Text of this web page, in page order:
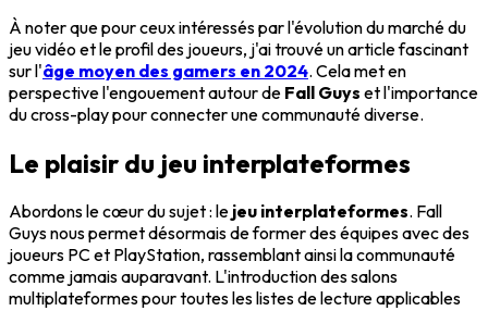
À noter que pour ceux intéressés par l'évolution du marché du
jeu vidéo et le profil des joueurs, j'ai trouvé un article fascinant
sur l'âge moyen des gamers en 2024. Cela met en
perspective l'engouement autour de Fall Guys et l'importance
du cross-play pour connecter une communauté diverse.
Le plaisir du jeu interplateformes
Abordons le cœur du sujet : le jeu interplateformes. Fall
Guys nous permet désormais de former des équipes avec des
joueurs PC et PlayStation, rassemblant ainsi la communauté
comme jamais auparavant. L'introduction des salons
multiplateformes pour toutes les listes de lecture applicables